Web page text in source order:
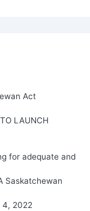
Act
LAUNCH
for adequate and
Saskatchewan
4, 2022